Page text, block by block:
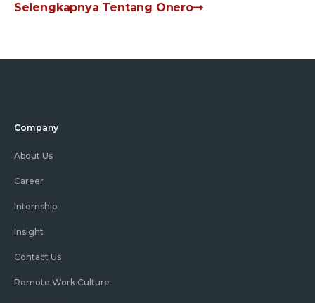
Selengkapnya Tentang Onero
Company
About Us
Career
Internship
Insight
Contact Us
Remote Work Culture